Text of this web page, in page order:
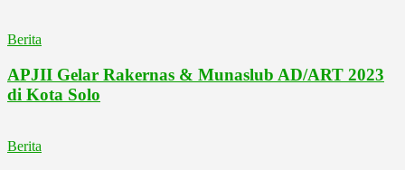
Berita
APJII Gelar Rakernas & Munaslub AD/ART 2023
di Kota Solo
Berita